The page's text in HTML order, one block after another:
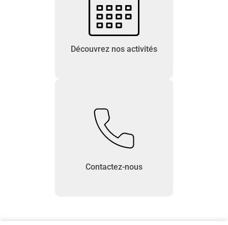
Découvrez nos activités
Contactez-nous